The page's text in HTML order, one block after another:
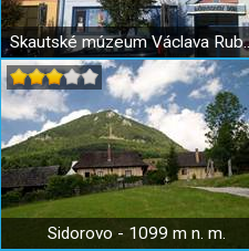
Skautské
Sidorovo - 1099 m n. m.